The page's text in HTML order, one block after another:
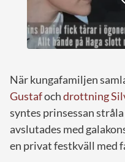
När kungafamiljen
Gustafochdrottning
syntes prinsessan
avslutades med
en privat festkväll med